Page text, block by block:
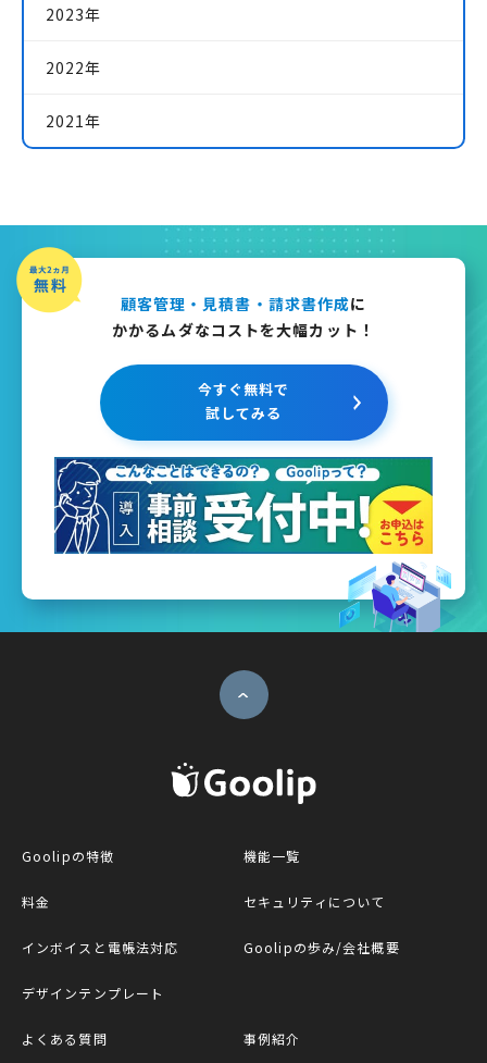
2023年
2022年
2021年
顧客管理・見積書・請求書作成に
かかるムダなコストを大幅カット！
今すぐ無料で
試してみる
Goolipの特徴 機能一覧
料金 セキュリティについて
インボイスと電帳法対応 Goolipの歩み/会社概要
デザインテンプレート
よくある質問 事例紹介